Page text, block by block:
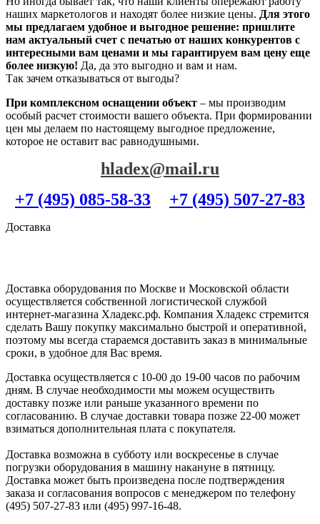
наших маркетологов и находят более низкие цены. Для этого
мы предлагаем удобное и выгодное решение: пришлите
нам актуальный счет с печатью от наших конкурентов с
интересными вам ценами и мы гарантируем вам цену еще
более низкую! Да, да это выгодно и вам и нам.
Так зачем отказываться от выгоды?
При комплексном оснащении объект – мы производим
особый расчет стоимости вашего объекта. При формировании
цен мы делаем по настоящему выгодное предложение,
которое не оставит вас равнодушными.
hladex@mail.ru
+7 (495) 085-58-33
+7 (495) 507-27-83
Доставка
Доставка оборудования по Москве и Московской области
осуществляется собственной логистической службой
интернет-магазина Хладекс.рф. Компания Хладекс стремится
сделать Вашу покупку максимально быстрой и оперативной,
поэтому мы всегда стараемся доставить заказ в минимальные
сроки, в удобное для Вас время.
Доставка осуществляется с 10-00 до 19-00 часов по рабочим
дням. В случае необходимости мы можем осуществить
доставку позже или раньше указанного времени по
согласованию. В случае доставки товара позже 22-00 может
взиматься дополнительная плата с покупателя.
Доставка возможна в субботу или воскресенье в случае
погрузки оборудования в машину накануне в пятницу.
Доставка может быть произведена после подтверждения
заказа и согласования вопросов с менеджером по телефону
(495) 507-27-83 или (495) 997-16-48.